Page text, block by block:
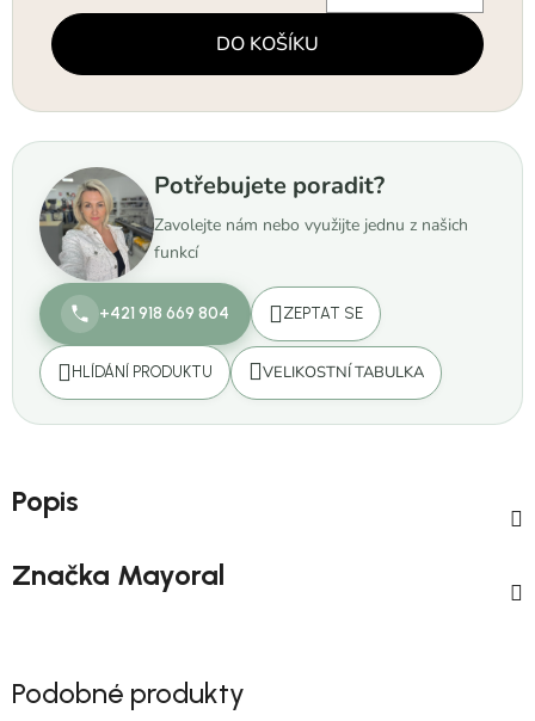
Měrná cena:
DO KOŠÍKU
Potřebujete poradit?
Zavolejte nám nebo využijte jednu z našich
funkcí
+421 918 669 804 ZEPTAT SE
HLÍDÁNÍ PRODUKTU VELIKOSTNÍ TABULKA
Popis
Značka Mayoral
Podobné produkty